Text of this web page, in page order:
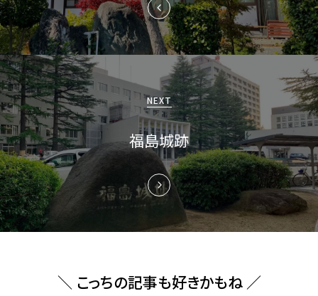
ゲ
ー
シ
ョ
ン
NEXT
福島城跡
＼ こっちの記事も好きかもね ／